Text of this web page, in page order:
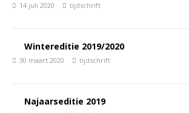
14 juli 2020 tijdschrift
Wintereditie 2019/2020
30 maart 2020 tijdschrift
Najaarseditie 2019